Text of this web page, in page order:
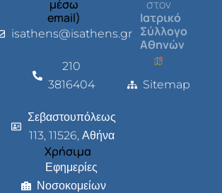
μέσω
email)
isathens@isathens.gr
210
3816404
Σεβαστουπόλεως
113, 11526, Αθήνα
Χρήσιμα
Εφημερίες
Νοσοκομείων
στον
Ιατρικό
Σύλλογο
Αθηνών
Sitemap